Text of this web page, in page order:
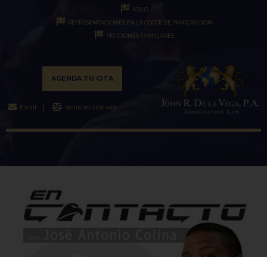
ASILO
REPRESENTACIONES EN LA CORTE DE INMIGRACIÓN
PETICIONES FAMILIARES
AGENDA TU CITA
Email Visita mi sitio web